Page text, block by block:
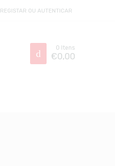
REGISTAR OU AUTENTICAR
0 Itens
€0,00